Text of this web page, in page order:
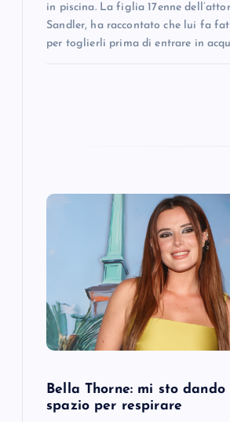
in piscina. La figlia 17enne
Sandler, ha raccontato che lui fa
per toglierli prima di entrare in
Bella Thorne: mi sto
spazio per respirare